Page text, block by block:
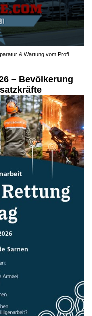
& Wartung vom Profi
– Bevölkerung